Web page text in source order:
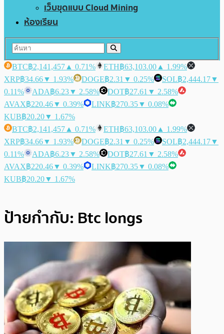
เว็บขุดแบบ Cloud Mining
ห้องเรียน
BTC฿2,141,457 ▲ 0.71% ETH฿63,103.00 ▲ 1.99%
XRP฿34.66▼ 1.93% DOGE฿2.31 ▼ 0.25% SOL฿2,444.17▼
0.11%
ADA฿6.23▼ 2.58% DOT฿27.61 ▼ 2.58%
AVAX฿220.46▼ 0.39% LINK฿270.35▼ 0.08%
KUB฿20.20▼ 1.67%
BTC฿2,141,457 ▲ 0.71% ETH฿63,103.00 ▲ 1.99%
XRP฿34.66▼ 1.93% DOGE฿2.31 ▼ 0.25% SOL฿2,444.17▼
0.11%
ADA฿6.23▼ 2.58% DOT฿27.61 ▼ 2.58%
AVAX฿220.46▼ 0.39% LINK฿270.35▼ 0.08%
KUB฿20.20▼ 1.67%
ป้ายกำกับ: Btc longs